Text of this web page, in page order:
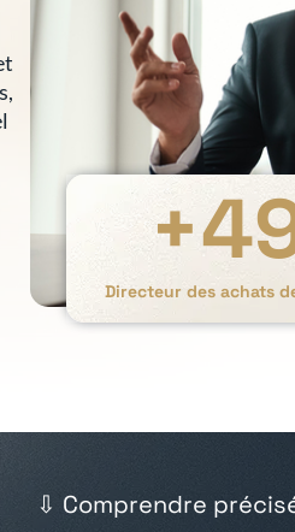
Directeur des achats
+
⇩ Comprendre